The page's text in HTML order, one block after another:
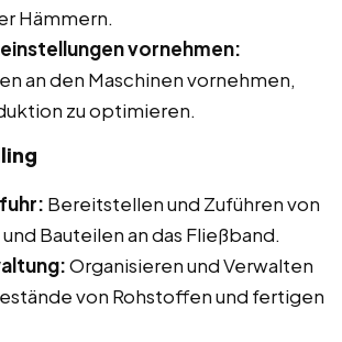
Hämmern.
vornehmen:
an den Maschinen vornehmen,
zu optimieren.
Bereitstellen und Zuführen von
Bauteilen an das Fließband.
Organisieren und Verwalten
von Rohstoffen und fertigen